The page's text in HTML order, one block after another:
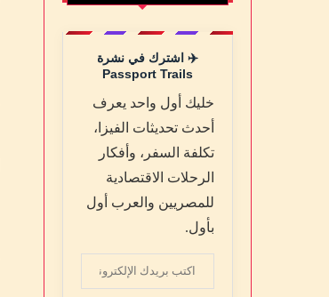
✈️ اشترك في نشرة
Passport Trails
خليك أول واحد يعرف
أحدث تحديثات الفيزا،
تكلفة السفر، وأفكار
الرحلات الاقتصادية
للمصريين والعرب أول
بأول.